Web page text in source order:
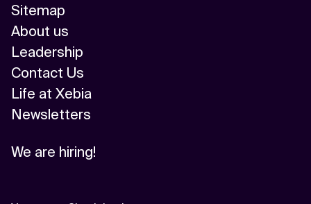
Sitemap
About us
Leadership
Contact Us
Life at Xebia
Newsletters
We are hiring!